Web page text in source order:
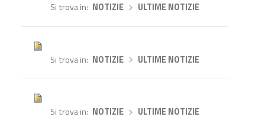
Si trova in NOTIZIE› ULTIME NOTIZIE
Si trova in NOTIZIE› ULTIME NOTIZIE
Si trova in NOTIZIE› ULTIME NOTIZIE